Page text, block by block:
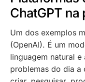
ChatGPT na
Um dos exemplos
(OpenAI). É um
linguagem natural
problemas do dia a